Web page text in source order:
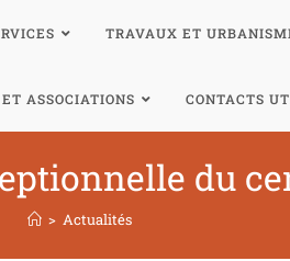
TRAVAUX ET
ASSOCIATIONS CONTACTS
du
> Actualités